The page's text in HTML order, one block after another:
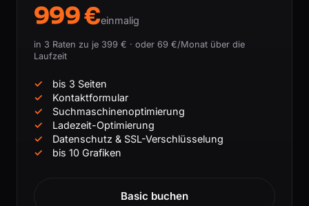
999 €einmalig
in 3 Raten zu je 399 € · oder 69 €/Monat über die
Laufzeit
bis 3 Seiten
Kontaktformular
Suchmaschinenoptimierung
Ladezeit-Optimierung
Datenschutz & SSL-Verschlüsselung
bis 10 Grafiken
Basic buchen